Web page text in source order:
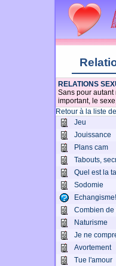
RELATIONS
Sans pour
important, le
Retour à la liste
Jeu
Jouissance
Plans cam
Tabouts,
Quel est la
Sodomie
Echangisme!
Combien de
Naturisme
Je ne
Avortement
Tue l'amour